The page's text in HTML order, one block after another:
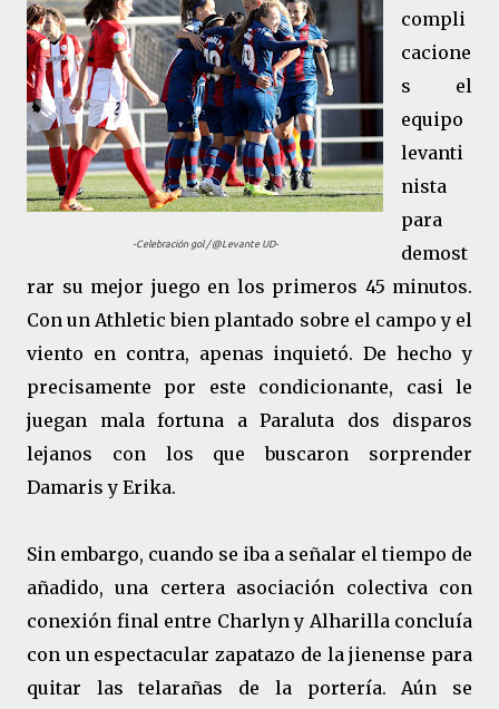
-Celebración gol / @Levante UD-
compli
cacione
s el
equipo
levanti
nista
para
demost
rar su mejor juego en los primeros 45 minutos.
Con un Athletic bien plantado sobre el campo y el
viento en contra, apenas inquietó. De hecho y
precisamente por este condicionante, casi le
juegan mala fortuna a Paraluta dos disparos
lejanos con los que buscaron sorprender
Damaris y Erika.
Sin embargo, cuando se iba a señalar el tiempo de
añadido, una certera asociación colectiva con
conexión final entre Charlyn y Alharilla concluía
con un espectacular zapatazo de la jienense para
quitar las telarañas de la portería. Aún se